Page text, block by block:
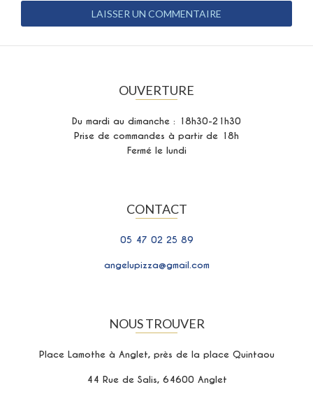
OUVERTURE
Du mardi au dimanche : 18h30-21h30
Prise de commandes à partir de 18h
Fermé le lundi
CONTACT
05 47 02 25 89
angelupizza@gmail.com
NOUS TROUVER
Place Lamothe à Anglet, près de la place Quintaou
44 Rue de Salis, 64600 Anglet